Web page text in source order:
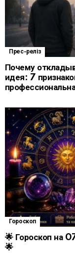
Прес-реліз
Почему
идея: 7
Гороскоп
🌟 Гороскоп на
🌟